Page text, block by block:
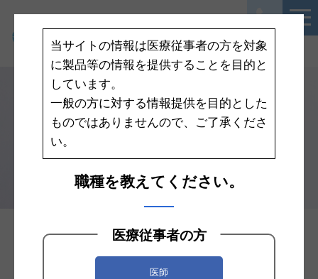
当サイトの情報は医療従事者の方を対象
に製品等の情報を提供することを目的と
しています。
一般の方に対する情報提供を目的とした
ものではありませんので、ご了承くださ
い。
職種を教えてください。
医療従事者の方
医師
輪状甲状膜切開キット